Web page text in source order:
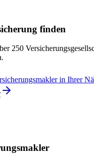
finden
250
in Ihrer